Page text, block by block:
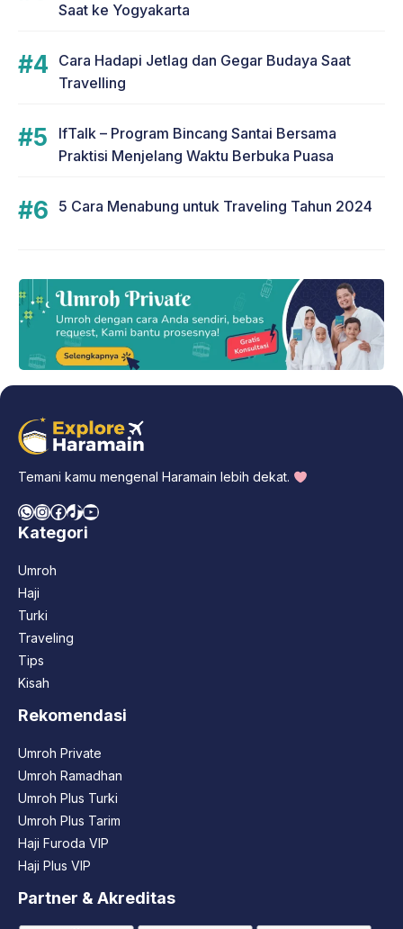
Saat ke Yogyakarta
Cara Hadapi Jetlag dan Gegar Budaya Saat
Travelling
IfTalk – Program Bincang Santai Bersama
Praktisi Menjelang Waktu Berbuka Puasa
5 Cara Menabung untuk Traveling Tahun 2024
Temani kamu mengenal Haramain lebih dekat.
WhatsApp
Instagram
Facebook
TikTok
YouTube
Kategori
Umroh
Haji
Turki
Traveling
Tips
Kisah
Rekomendasi
Umroh Private
Umroh Ramadhan
Umroh Plus Turki
Umroh Plus Tarim
Haji Furoda VIP
Haji Plus VIP
Partner & Akreditas